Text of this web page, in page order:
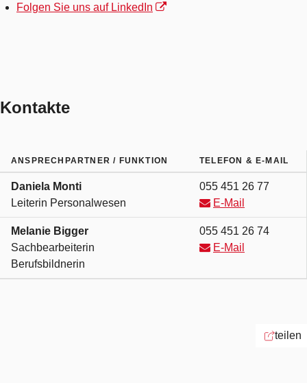
Folgen Sie uns auf LinkedIn
Kontakte
ANSPRECHPARTNER / FUNKTION TELEFON & E-MAIL
Daniela Monti
Leiterin Personalwesen
Tel.
055 451 26 77
E-Mail
Melanie Bigger
Sachbearbeiterin
Berufsbildnerin
Tel.
055 451 26 74
E-Mail
teilen